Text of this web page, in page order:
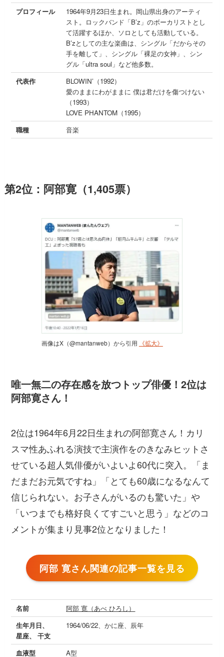
プロフィール
1964年9月23日生まれ。岡山県出身のアーティ
スト。ロックバンド「B’z」のボーカリストとし
て活躍するほか、ソロとしても活動している。
B’zとしての主な楽曲は、シングル「だからその
手を離して」、シングル「裸足の女神」、シン
グル「ultra soul」など他多数。
代表作
BLOWIN’（1992）
愛のままにわがままに 僕は君だけを傷つけない
（1993）
LOVE PHANTOM（1995）
職種
音楽
第2位：阿部寛（1,405票）
画像はX（@mantanweb）から引用 《拡大》
唯一無二の存在感を放つトップ俳優！2位は
阿部寛さん！
2位は1964年6月22日生まれの阿部寛さん！カリ
スマ性あふれる演技で主演作をのきなみヒットさ
せている超人気俳優がいよいよ60代に突入。
「ま
だまだお元気ですね」「とても60歳になるなんて
信じられない。お子さんがいるのも驚いた」や
「いつまでも格好良くてすごいと思う」 などのコ
メントが集まり見事2位となりました！
阿部 寛さん関連の記事一覧を見る
名前
阿部 寛（あべ ひろし）
生年月日、
星座、 干支
1964/06/22、かに座、辰年
血液型 A型